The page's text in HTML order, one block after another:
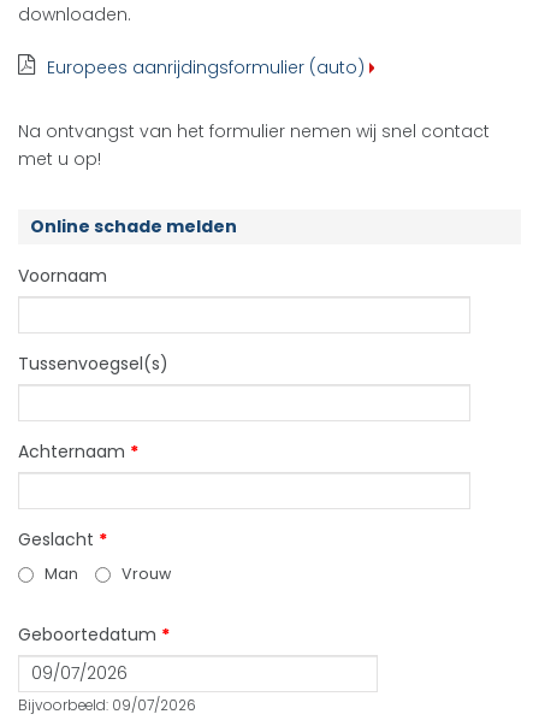
downloaden.
Europees aanrijdingsformulier (auto)
Na ontvangst van het formulier nemen wij snel contact
met u op!
Online schade melden
Voornaam
Tussenvoegsel(s)
Achternaam *
Geslacht *
Man Vrouw
Geboortedatum *
Datum
Bijvoorbeeld: 09/07/2026